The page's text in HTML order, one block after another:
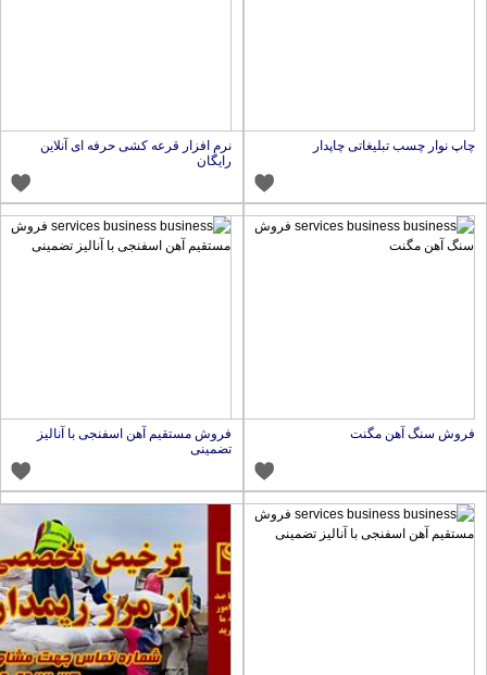
چاپ نوار چسب تبلیغاتی چاپدار
نرم افزار قرعه کشی حرفه ای آنلاین
رایگان
فروش سنگ آهن مگنت
فروش مستقیم آهن اسفنجی با آنالیز
تضمینی